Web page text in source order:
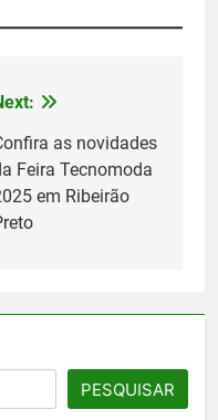
as novidades
Feira Tecnomoda
em Ribeirão
PESQUISAR